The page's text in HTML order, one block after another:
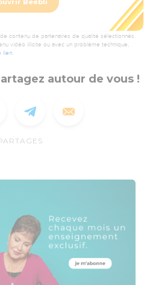
Beebli
contenu de partenaires de qualité sélectionnés.
vidéo illicite ou avec un problème technique,
lien.
autour de vous !